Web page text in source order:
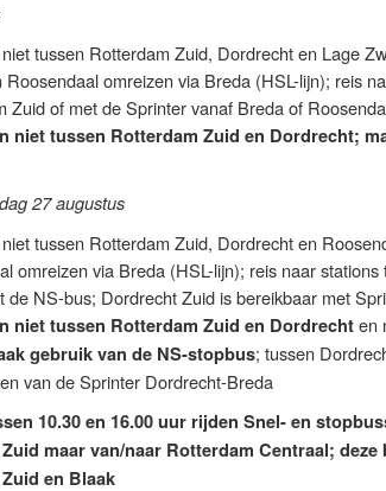
niet tussen Rotterdam Zuid, Dordrecht en Lage
Roosendaal omreizen via Breda (HSL-lijn); reis
Zuid of met de Sprinter vanaf Breda of
niet tussen Rotterdam Zuid en Dordrecht;
27 augustus
niet tussen Rotterdam Zuid, Dordrecht en
omreizen via Breda (HSL-lijn); reis naar
de NS-bus; Dordrecht Zuid is bereikbaar met
niet tussen Rotterdam Zuid en Dordrecht en
gebruik van de NS-stopbus; tussen
van de Sprinter Dordrecht-Breda
10.30 en 16.00 uur rijden Snel- en
maar van/naar Rotterdam Centraal;
en Blaak